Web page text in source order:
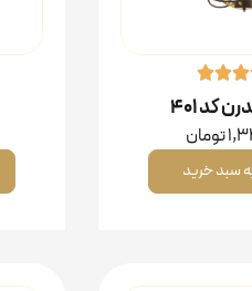
کد ۴۰۱
تومان
سبد خرید